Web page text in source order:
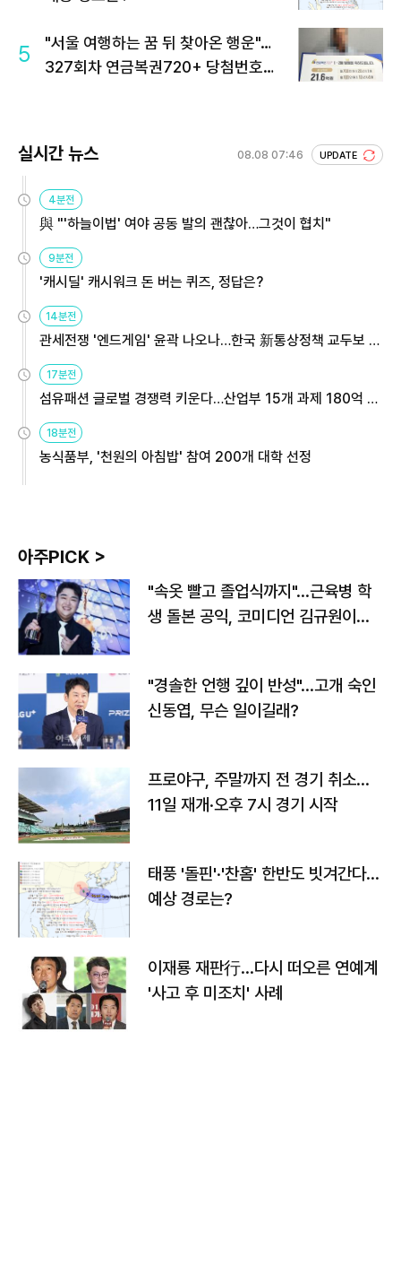
5
"서울 여행하는 꿈 뒤 찾아온 행운"…
327회차 연금복권720+ 당첨번호조
실시간 뉴스 08.08 07:46 UPDATE
4분전
與 "'하늘이법' 여야 공동 발의 괜찮아…그것이 협치"
9분전
'캐시딜' 캐시워크 돈 버는 퀴즈, 정답은?
14분전
관세전쟁 '엔드게임' 윤곽 나오나…한국 新통상정책 교두보 활
용해야
17분전
섬유패션 글로벌 경쟁력 키운다…산업부 15개 과제 180억 지
원
18분전
농식품부, '천원의 아침밥' 참여 200개 대학 선정
아주PICK >
"속옷 빨고 졸업식까지"…근육병 학
생 돌본 공익, 코미디언 김규원이었
"경솔한 언행 깊이 반성"…고개 숙인
신동엽, 무슨 일이길래?
프로야구, 주말까지 전 경기 취소…
11일 재개·오후 7시 경기 시작
태풍 '돌핀'·'찬홈' 한반도 빗겨간다…
예상 경로는?
이재룡 재판行…다시 떠오른 연예계
'사고 후 미조치' 사례